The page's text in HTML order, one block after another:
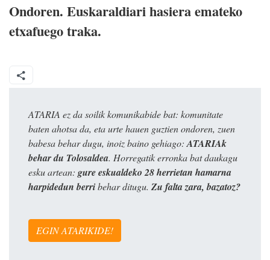
Ondoren. Euskaraldiari hasiera emateko
etxafuego traka.
ATARIA ez da soilik komunikabide bat: komunitate
baten ahotsa da, eta urte hauen guztien ondoren, zuen
babesa behar dugu, inoiz baino gehiago:ATARIAk
behar du Tolosaldea. Horregatik erronka bat daukagu
esku artean: gure eskualdeko 28 herrietan hamarna
harpidedun berribehar ditugu. Zu falta zara, bazatoz?
EGIN ATARIKIDE!